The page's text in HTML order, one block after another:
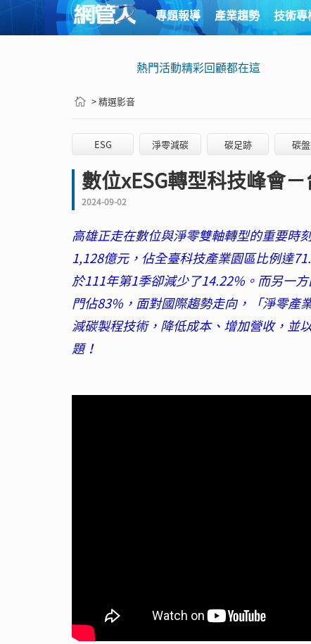
專題報導 產業趨勢 技術專
熱門活動精彩回顧都在這
> 精選影音
ESG 淨零減碳 碳足跡 碳
數位xESG轉型科技峰會
2024-09-02
高雄正走在數位與淨零雙軸轉型的重要時
1,128億元，佔全臺科技產業園區比例達
於111年第1季卻減少了14.22%。而另一
門佔83%，面對國際趨勢走向，「淨零產
減碳製程技術，降低成本、增加營收，並
題！